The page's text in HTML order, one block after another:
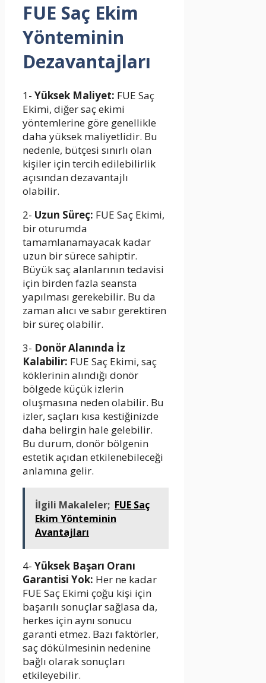
FUE Saç Ekim
Yönteminin
Dezavantajları
1- Yüksek Maliyet: FUE Saç
Ekimi, diğer saç ekimi
yöntemlerine göre genellikle
daha yüksek maliyetlidir. Bu
nedenle, bütçesi sınırlı olan
kişiler için tercih edilebilirlik
açısından dezavantajlı
olabilir.
2- Uzun Süreç: FUE Saç Ekimi,
bir oturumda
tamamlanamayacak kadar
uzun bir sürece sahiptir.
Büyük saç alanlarının tedavisi
için birden fazla seansta
yapılması gerekebilir. Bu da
zaman alıcı ve sabır gerektiren
bir süreç olabilir.
3- Donör Alanında İz
Kalabilir: FUE Saç Ekimi, saç
köklerinin alındığı donör
bölgede küçük izlerin
oluşmasına neden olabilir. Bu
izler, saçları kısa kestiğinizde
daha belirgin hale gelebilir.
Bu durum, donör bölgenin
estetik açıdan etkilenebileceği
anlamına gelir.
İlgili Makaleler; FUE Saç
Ekim Yönteminin
Avantajları
4- Yüksek Başarı Oranı
Garantisi Yok: Her ne kadar
FUE Saç Ekimi çoğu kişi için
başarılı sonuçlar sağlasa da,
herkes için aynı sonucu
garanti etmez. Bazı faktörler,
saç dökülmesinin nedenine
bağlı olarak sonuçları
etkileyebilir.